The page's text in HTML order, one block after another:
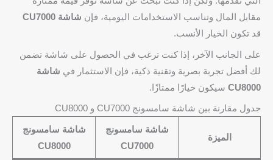
مقابل المال وتناسب الاستخدامات اليومية، فإن شاشة CU7000
قد تكون الخيار الأنسب.
على الجانب الآخر، إذا كنت ترغب في الحصول على شاشة تضمن
لك أفضل تجربة بصرية وتقنية ذكية، فإن الاستثمار في شاشة
CU8000 سيكون خيارًا ممتازًا.
جدول مقارنة بين شاشة سامسونج CU7000 و CU8000
الميزة
شاشة سامسونج
CU7000
شاشة سامسونج
CU8000